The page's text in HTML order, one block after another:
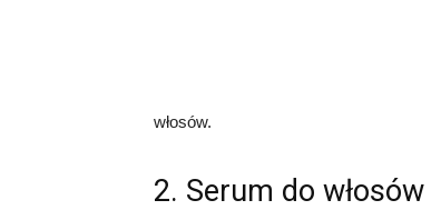
włosów.
2. Serum do włosów